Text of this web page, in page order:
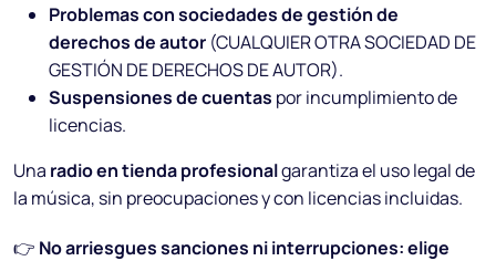
Problemas con sociedades de gestión de
derechos de autor (CUALQUIER OTRA SOCIEDAD DE
GESTIÓN DE DERECHOS DE AUTOR).
Suspensiones de cuentas por incumplimiento de
licencias.
Una radio en tienda profesionalgarantiza el uso legal de
la música, sin preocupaciones y con licencias incluidas.
👉 No arriesgues sanciones ni interrupciones: elige